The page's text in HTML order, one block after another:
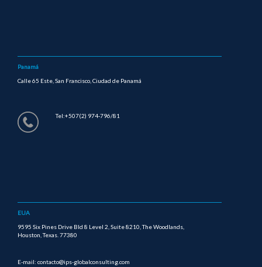
Panamá
Calle 65 Este, San Francisco, Ciudad de Panamá
Tel:+507(2) 974-796/81
EUA
9595 Six Pines Drive Bld 8 Level 2, Suite 8210, The Woodlands,
Houston, Texas. 77380
E-mail: contacto@ips-globalconsulting.com